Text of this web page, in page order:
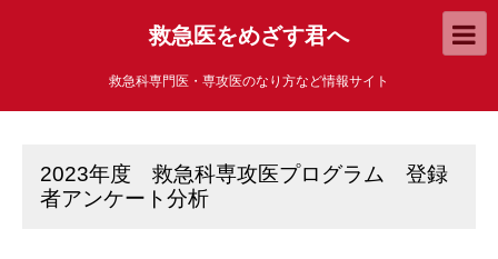
救急医をめざす君へ
救急科専門医・専攻医のなり方など情報サイト
2023年度 救急科専攻医プログラム 登録
者アンケート分析